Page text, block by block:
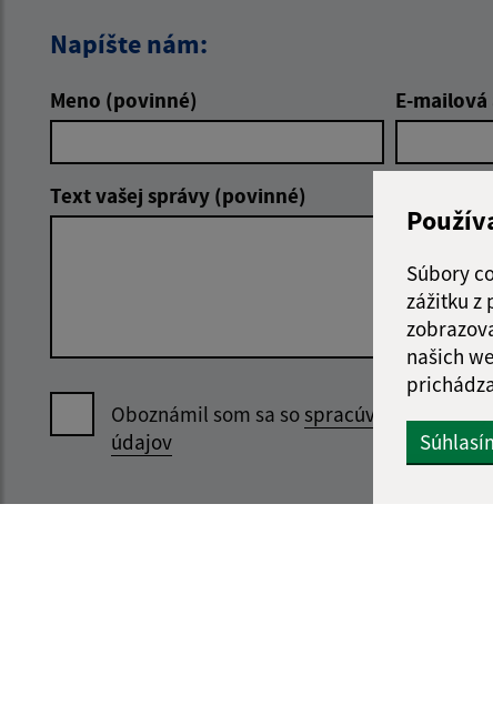
Súbory
zážitku z
našich
Napíšte nám:
Meno (povinné) E-
Text vašej správy (povinné)
Oboznámil som sa sospracúvaním
údajov